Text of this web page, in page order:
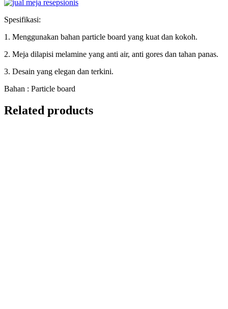
Spesifikasi:
1. Menggunakan bahan particle board yang kuat dan kokoh.
2. Meja dilapisi melamine yang anti air, anti gores dan tahan panas.
3. Desain yang elegan dan terkini.
Bahan : Particle board
Related products